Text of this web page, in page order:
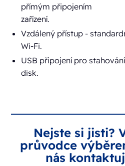
přímým připojením
zařízení.
Vzdálený přístup -
Wi-Fi.
USB připojení pro
disk.
Nejste si jisti?
průvodce
nás